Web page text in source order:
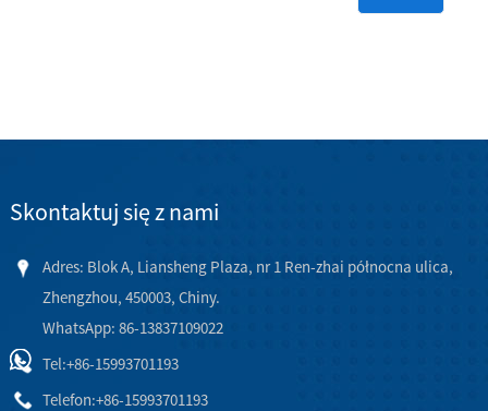
Skontaktuj się z nami
Adres: Blok A, Liansheng Plaza, nr 1 Ren-zhai północna ulica,
Zhengzhou, 450003, Chiny.
WhatsApp: 86-13837109022
Tel:+86-15993701193
Telefon:+86-15993701193